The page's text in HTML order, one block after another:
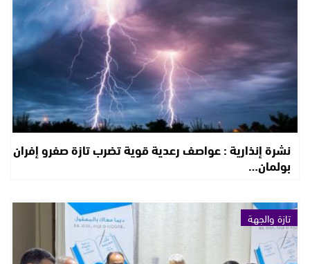
نشرة إنذارية : عواصف رعدية قوية تضرب تازة صفرو إفران
بولمان…
تازة والجهة